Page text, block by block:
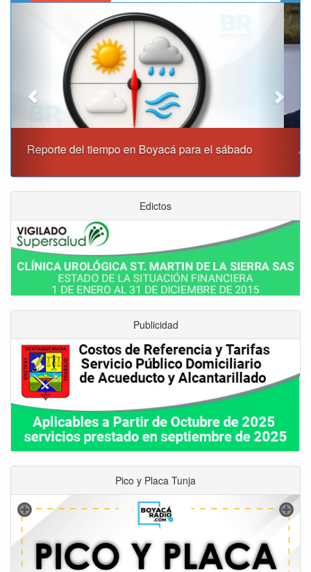
Alcaldía de Tunja y Gobernación de Boyacá firmaron
Next
Edictos
Publicidad
Pico y Placa Tunja